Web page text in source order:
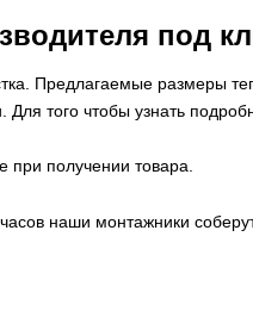
под
Предлагаемые размеры
Для того чтобы узнать
при получении товара.
наши монтажники